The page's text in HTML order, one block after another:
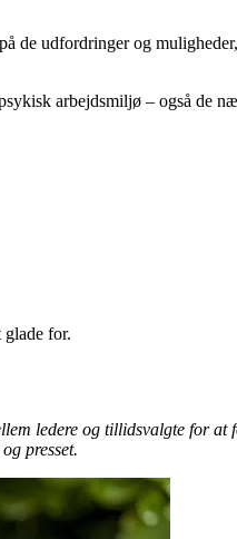
de udfordringer og
arbejdsmiljø – også de
for.
ledere og tillidsvalgte for
presset.